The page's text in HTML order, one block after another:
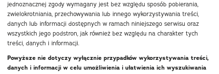
jednoznacznej zgody wymagany jest bez względu sposób pobierania,
zwielokrotniania, przechowywania lub innego wykorzystywania treści,
danych lub informacji dostępnych w ramach niniejszego serwisu oraz
wszystkich jego podstron, jak również bez względu na charakter tych
treści, danych i informacji.
Powyższe nie dotyczy wyłącznie przypadków wykorzystywania treści,
danych i informacji w celu umożliwienia i ułatwienia ich wyszukiwania